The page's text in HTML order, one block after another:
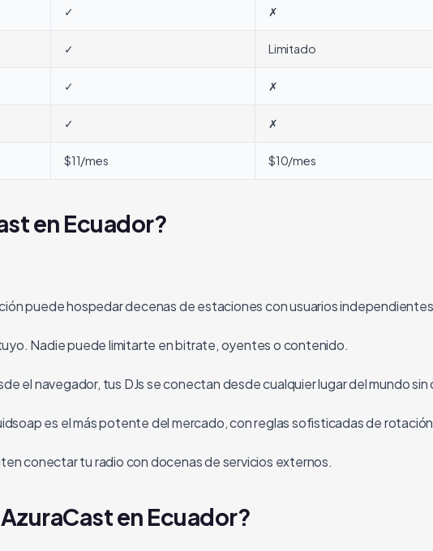
✓ ✗
✓ Limitado
✓ ✗
✓ ✗
$11/mes $10/mes
en Ecuador?
puede hospedar decenas de estaciones con usuarios
Nadie puede limitarte en bitrate, oyentes o contenido.
el navegador, tus DJs se conectan desde cualquier lugar del mundo
es el más potente del mercado, con reglas sofisticadas de
conectar tu radio con docenas de servicios externos.
en Ecuador?